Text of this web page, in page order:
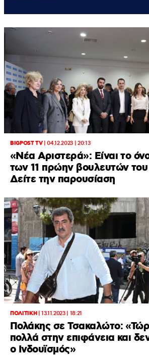
BIGPOST TV|04.12.2023 | 20:13
«Νέα Αριστερά»: Είναι το
των 11 πρώην βουλευτών
Δείτε την παρουσίαση
ΠΟΛΙΤΙΚΗ|13.11.2023 | 18:21
Πολάκης σε Τσακαλώτο:
πολλά στην επιφάνεια και
ο Ινδουϊσμός»